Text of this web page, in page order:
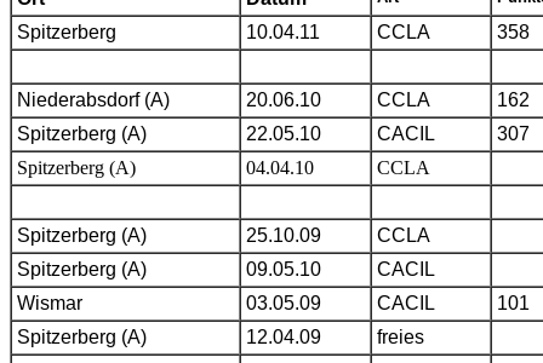
Spitzerberg 10.04.11 CCLA 358
Niederabsdorf (A) 20.06.10 CCLA
162
Spitzerberg (A)
22.05.10 CACIL
307
Spitzerberg (A)
04.04.10 CCLA
Spitzerberg (A) 25.10.09
CCLA
Spitzerberg (A)
09.05.10
CACIL
Wismar
03.05.09 CACIL
101
Spitzerberg (A)
12.04.09 freies